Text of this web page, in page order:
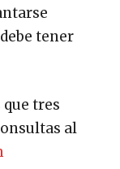
tener
tres
al